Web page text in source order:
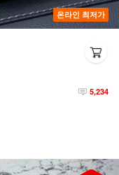
온라인 최저가
5,234